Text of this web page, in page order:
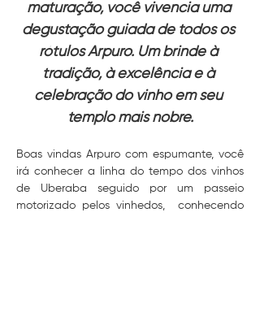
maturação, você vivencia uma
degustação guiada de todos os
rótulos Arpuro. Um brinde à
tradição, à excelência e à
celebração do vinho em seu
templo mais nobre.
Boas vindas Arpuro com espumante, você
irá conhecer a linha do tempo dos vinhos
de Uberaba seguido por um passeio
motorizado pelos vinhedos,  conhecendo